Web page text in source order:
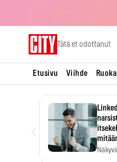
Tätä et odottanut
Etusivu Viihde